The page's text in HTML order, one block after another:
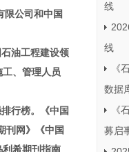
限公司和中国
油工程建设领
、管理人员
行榜。《中国
刊网》《中国
利希期刊指南
线
线
《
数据
《
募启